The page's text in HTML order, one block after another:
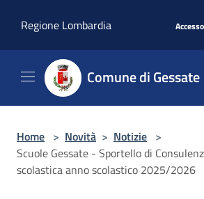
Regione Lombardia
Comune di Gessate
Home > Novità > Notizie >
Scuole Gessate - Sportello di
scolastica anno scolastico 2025/2026